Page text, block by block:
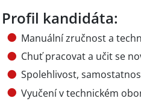
Profil kandidáta:
Manuální zručnost a
Chuť pracovat a učit se
Spolehlivost,
Vyučení v technickém